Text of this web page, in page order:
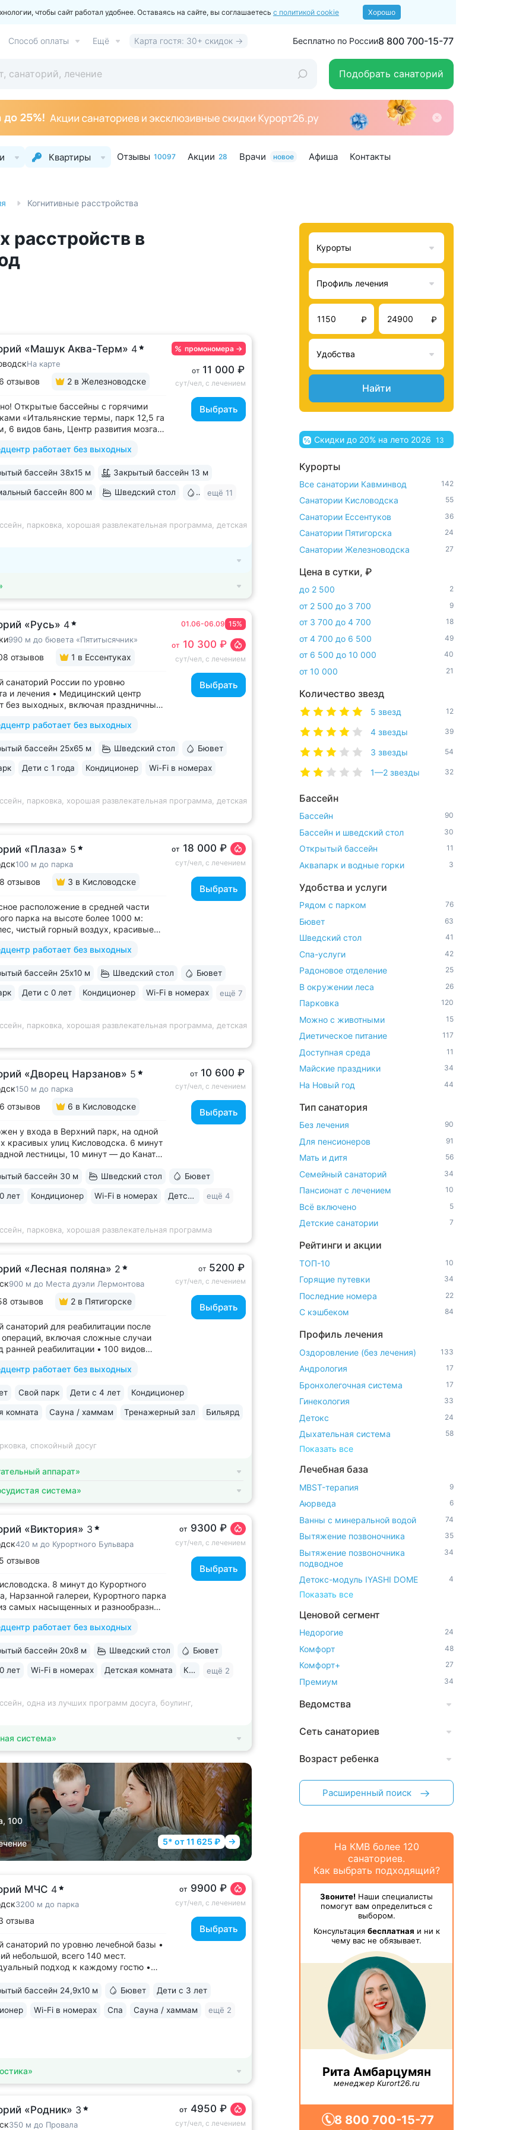
чтобы сайт работал удобнее. Оставаясь на сайте, вы соглашаетесь с политикой cookie Хорошо
Способ оплаты Ещё Карта гостя: 30+ скидок → Бесплатно по России8 800 700-15-77
Подобрать санаторий
Квартиры Отзывы 10097 Акции 28 Врачи новое Афиша Контакты
Когнитивные расстройства
расстройств в
«Машук Аква-Терм» 4
На карте
отзывов 2 в Железноводске
Открытые бассейны с горячими
«Итальянские термы, парк 12,5 га
6 видов бань, Центр развития мозга,
лечения, EMS-тренировки,
• Расположен в уединенном...
работает без выходных
промономера →
от 11 000 ₽
сут/чел, с лечением
Выбрать
бассейн 38х15 м Закрытый бассейн 13 м
бассейн 800 м Шведский стол Бювет
ещё 11
парковка, хорошая развлекательная программа, детская
«Русь» 4
990 м до бювета «Пятитысячник»
отзывов 1 в Ессентуках
санаторий России по уровню
и лечения • Медицинский центр
без выходных, включая праздничные
джакузи, каскадом
детская зона. Рядом
работает без выходных
01.06-06.09 15%
от 10 300 ₽
сут/чел, с лечением
Выбрать
бассейн 25х65 м Шведский стол Бювет
Дети с 1 года Кондиционер Wi-Fi в номерах
парковка, хорошая развлекательная программа, детская
«Плаза» 5
100 м до парка
отзывов 3 в Кисловодске
расположение в средней части
парка на высоте более 1000 м:
чистый горный воздух, красивые
43 врача и 220 медспециалистов
и ДНК-исследований. Есть
работает без выходных
от 18 000 ₽
сут/чел, с лечением
Выбрать
бассейн 25x10 м Шведский стол Бювет
Дети с 0 лет Кондиционер Wi-Fi в номерах ещё 7
парковка, хорошая развлекательная программа, детская
«Дворец Нарзанов» 5
150 м до парка
отзывов 6 в Кисловодске
у входа в Верхний парк, на одной
красивых улиц Кисловодска. 6 минут
лестницы, 10 минут — до Канатки
водой трёх курортов: «Нарзан»
№ 4» • Здание санатория —...
от 10 600 ₽
сут/чел, с лечением
Выбрать
бассейн 30 м Шведский стол Бювет
лет Кондиционер Wi-Fi в номерах Детская комната ещё 4
парковка, хорошая развлекательная программа
«Лесная поляна» 2
900 м до Места дуэли Лермонтова
отзывов 2 в Пятигорске
санаторий для реабилитации после
включая сложные случаи
ранней реабилитации • 100 видов
медуслуг и процедур • Доступная
в столовой • Расположен...
работает без выходных
от 5200 ₽
сут/чел, с лечением
Выбрать
Свой парк Дети с 4 лет Кондиционер
комната Сауна / хаммам Тренажерный зал Бильярд
спокойный досуг
аппарат»
система»
«Виктория» 3
420 м до Курортного Бульвара
отзывов
8 минут до Курортного
Нарзанной галереи, Курортного парка
самых насыщенных и разнообразных
дискотеки, кинопоказы, лазерные
танцам (бачата, восточные танцы)....
работает без выходных
от 9300 ₽
сут/чел, с лечением
Выбрать
бассейн 20х8 м Шведский стол Бювет
лет Wi-Fi в номерах Детская комната Караоке ещё 2
одна из лучших программ досуга, боулинг,
система»
100
5* от 11 625 ₽
МЧС 4
3200 м до парка
отзыва
санаторий по уровню лечебной базы •
небольшой, всего 140 мест.
подход к каждому гостю •
КТ, МРТ, рентгена • Уникальный
и реабилитации опорно-
от 9900 ₽
сут/чел, с лечением
Выбрать
бассейн 24,9х10 м Бювет Дети с 3 лет
Wi-Fi в номерах Спа Сауна / хаммам ещё 2
«Родник» 3
350 м до Провала
от 4950 ₽
сут/чел, с лечением
Курорты
Профиль лечения
₽ ₽
Удобства
Найти
Скидки до 20% на лето 2026 13
Курорты
Все санатории Кавминвод 142
Санатории Кисловодска 55
Санатории Ессентуков 36
Санатории Пятигорска 24
Санатории Железноводска 27
Цена в сутки, ₽
до 2 500 2
от 2 500 до 3 700 9
от 3 700 до 4 700 18
от 4 700 до 6 500 49
от 6 500 до 10 000 40
от 10 000 21
Количество звезд
5 звезд 12
4 звезды 39
3 звезды 54
1—2 звезды 32
Бассейн
Бассейн 90
Бассейн и шведский стол 30
Открытый бассейн 11
Аквапарк и водные горки 3
Удобства и услуги
Рядом с парком 76
Бювет 63
Шведский стол 41
Спа-услуги 42
Радоновое отделение 25
В окружении леса 26
Парковка 120
Можно с животными 15
Диетическое питание 117
Доступная среда 11
Майские праздники 34
На Новый год 44
Тип санатория
Без лечения 90
Для пенсионеров 91
Мать и дитя 56
Семейный санаторий 34
Пансионат с лечением 10
Всё включено 5
Детские санатории 7
Рейтинги и акции
ТОП-10 10
Горящие путевки 34
Последние номера 22
С кэшбеком 84
Профиль лечения
Оздоровление (без лечения) 133
Андрология 17
Бронхолегочная система 17
Гинекология 33
Детокс 24
Дыхательная система 58
Показать все
Лечебная база
MBST-терапия 9
Аюрведа 6
Ванны с минеральной водой 74
Вытяжение позвоночника 35
Вытяжение позвоночника
подводное
34
Детокс-модуль IYASHI DOME 4
Показать все
Ценовой сегмент
Недорогие 24
Комфорт 48
Комфорт+ 27
Премиум 34
Ведомства
Сеть санаториев
Возраст ребенка
Расширенный поиск
На КМВ более 120
санаториев.
Как выбрать подходящий?
Звоните! Наши специалисты
помогут вам определиться с
выбором.
Консультация бесплатная и ни к
чему вас не обязывает.
Рита Амбарцумян
менеджер Kurort26.ru
8 800 700-15-77